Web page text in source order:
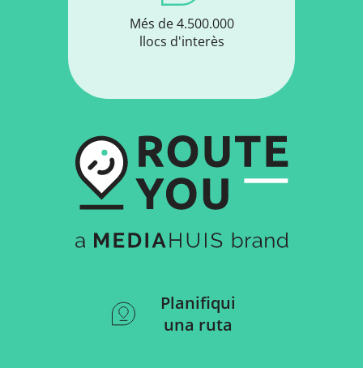
Més de 4.500.000
llocs d'interès
Planifiqui
una ruta